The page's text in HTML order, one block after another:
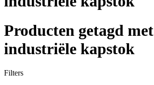
Producten getagd met
industriële kapstok
Filters